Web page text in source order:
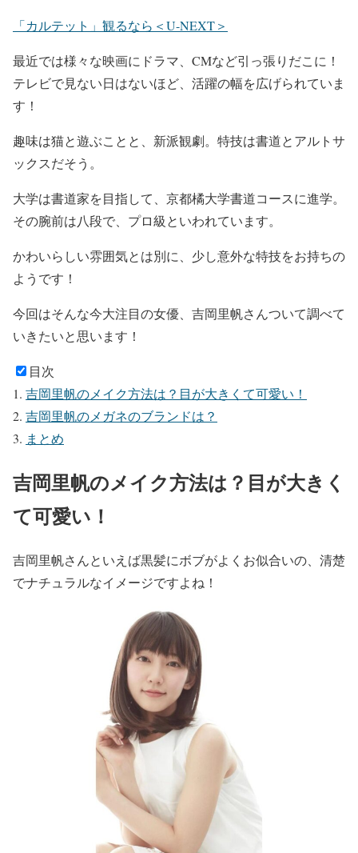
「カルテット」観るなら＜U-NEXT＞
最近では様々な映画にドラマ、CMなど引っ張りだこに！
テレビで見ない日はないほど、活躍の幅を広げられていま
す！
趣味は猫と遊ぶことと、新派観劇。 特技は書道とアルトサ
ックスだそう。
大学は書道家を目指して、京都橘大学書道コースに進学。
その腕前は八段で、プロ級といわれています。
かわいらしい雰囲気とは別に、少し意外な特技をお持ちの
ようです！
今回はそんな今大注目の女優、吉岡里帆さんついて調べて
いきたいと思います！
目次
吉岡里帆のメイク方法は？目が大きくて可愛い！
吉岡里帆のメガネのブランドは？
まとめ
吉岡里帆のメイク方法は？目が大きく
て可愛い！
吉岡里帆さんといえば黒髪にボブがよくお似合いの、 清楚
でナチュラルなイメージですよね！